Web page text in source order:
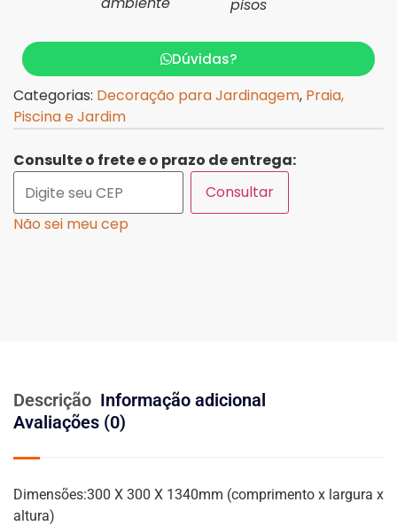
pisos
Dúvidas?
Categorias: Decoração para Jardinagem, Praia,
Piscina e Jardim
Consulte o frete e o prazo de entrega:
Consultar
Não sei meu cep
Descrição Informação adicional
Avaliações (0)
Dimensões:300 X 300 X 1340mm (comprimento x largura x
altura)